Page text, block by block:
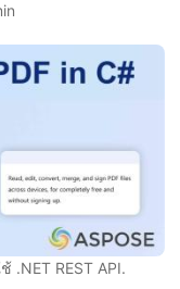
.NET REST API.